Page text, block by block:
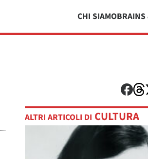
CHI SIAMO
ALTRI ARTICOLI DI CULTURA